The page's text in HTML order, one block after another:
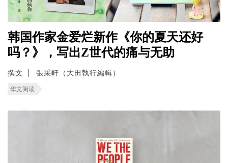
韩国作家金爱烂新作《你的夏天还好
吗？》，写出Z世代的痛与无助
撰文 張采軒（大田執行編輯）
华文阅读